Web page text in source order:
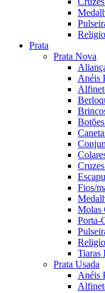
Prata
Prata Nova
Anéis
Fios/
Molas
Porta-
Tiaras
Prata Usada
Anéis